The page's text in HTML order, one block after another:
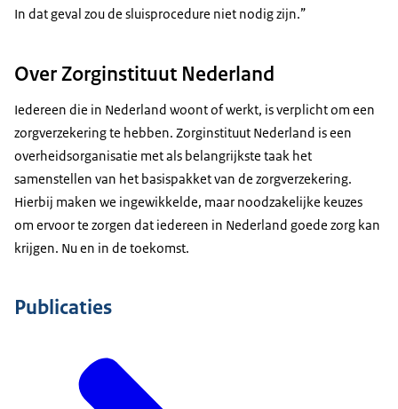
In dat geval zou de sluisprocedure niet nodig zijn.”
Over Zorginstituut Nederland
Iedereen die in Nederland woont of werkt, is verplicht om een
zorgverzekering te hebben. Zorginstituut Nederland is een
overheidsorganisatie met als belangrijkste taak het
samenstellen van het basispakket van de zorgverzekering.
Hierbij maken we ingewikkelde, maar noodzakelijke keuzes
om ervoor te zorgen dat iedereen in Nederland goede zorg kan
krijgen. Nu en in de toekomst.
Publicaties